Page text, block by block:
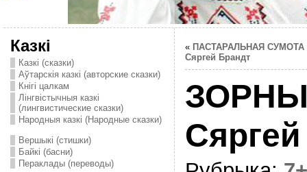
Казкі
Казкі (сказки)
Аўтарскія казкі (авторские сказки)
Кнігі цалкам
Лінгвістычныя казкі
(лингвистические сказки)
Народныя казкі (Народные сказки)
Вершыкі (стишки)
Байкі (басни)
Пераклады (переводы)
« ПАСТАРАЛЬНАЯ СУМОТА
Сяргей Брандт